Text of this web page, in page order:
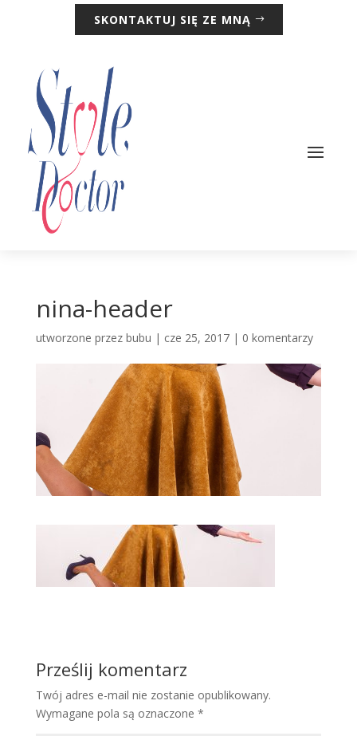
SKONTAKTUJ SIĘ ZE MNĄ
nina-header
utworzone przez bubu | cze 25, 2017| 0 komentarzy
Prześlij komentarz
Twój adres e-mail nie zostanie opublikowany.
Wymagane pola są oznaczone *